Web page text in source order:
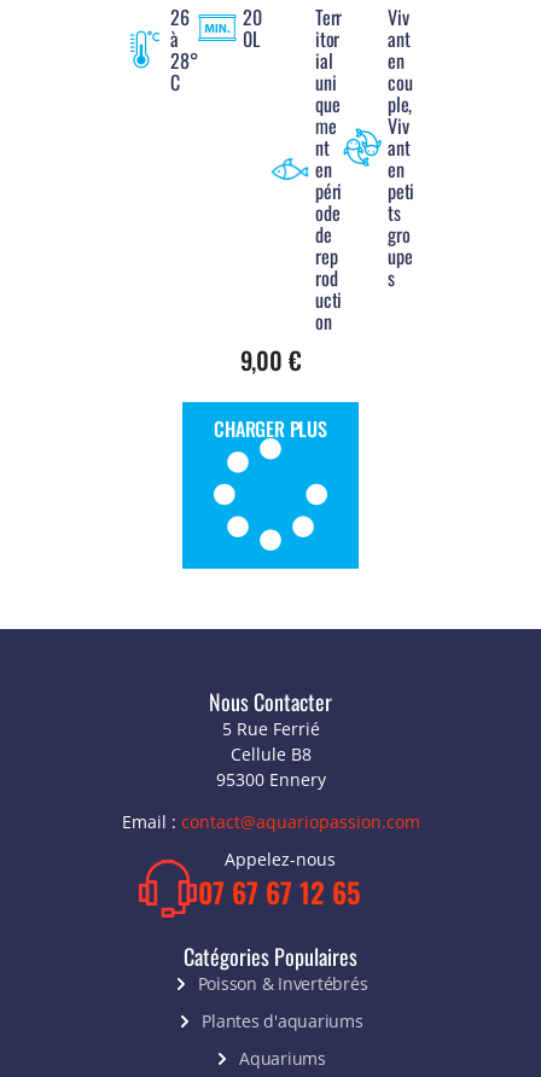
26
à
28°
C
20
0L
Terr
itor
ial
uni
que
me
nt
en
péri
ode
de
rep
rod
ucti
on
Viv
ant
en
cou
ple,
Viv
ant
en
peti
ts
gro
upe
s
9,00 €
CHARGER PLUS
Nous Contacter
5 Rue Ferrié
Cellule B8
95300 Ennery
Email : contact@aquariopassion.com
Appelez-nous
07 67 67 12 65
Catégories Populaires
Poisson & Invertébrés
Plantes d'aquariums
Aquariums